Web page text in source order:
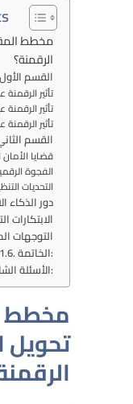
مخطط
الرقمنة؟
القسم
1. تأثير
2. تأثير
3. تأثير
القسم
قضايا الأمان
الفجوة
التحديات
1. دور
2.
3. التوجهات
الخاتمة:
الأسئلة الشائعة:
مخطط
تحويل